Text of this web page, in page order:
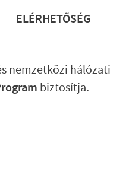
ELÉRHETŐSÉG
nemzetközi hálózati
biztosítja.